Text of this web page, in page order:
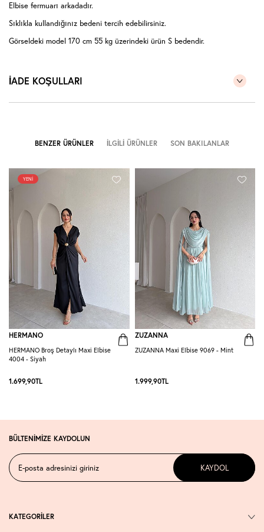
Elbise fermuarı arkadadır.
Sıklıkla kullandığınız bedeni tercih edebilirsiniz.
Görseldeki model 170 cm 55 kg üzerindeki ürün S bedendir.
İADE KOŞULLARI
BENZER ÜRÜNLER İLGILI ÜRÜNLER SON BAKILANLAR
YENI
HERMANO
HERMANO Broş Detaylı Maxi Elbise
4004 - Siyah
1.699,90TL
ZUZANNA
ZUZANNA Maxi Elbise 9069 - Mint
1.999,90TL
BÜLTENİMİZE KAYDOLUN
KAYDOL
KATEGORİLER